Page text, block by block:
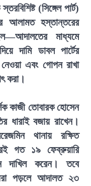
(সিঙ্গেল পার্ট)
আলামত হস্তান্তরের
মাধ্যমে
দামি ডাবল পার্টের
এবং গোপন রাখা
করা।
কাজী তোবারক হোসেন
ধারাই বজায় রাখেন।
থানায় রক্ষিত
গত ১৯ ফেব্রুয়ারি
দাখিল করেন। তবে
ধরা পড়লে আদালত ২৩